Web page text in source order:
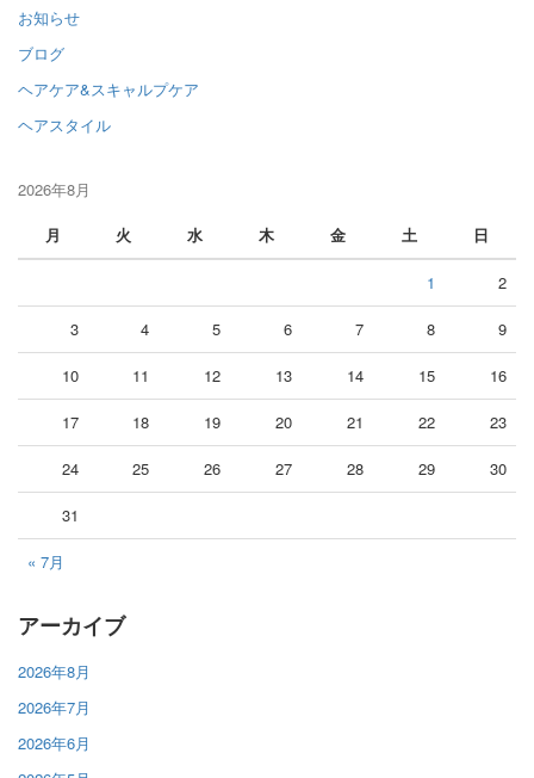
お知らせ
ブログ
ヘアケア&スキャルプケア
ヘアスタイル
2026年8月
月
火 水 木 金 土 日
« 7月
1 2
3 4 5 6 7 8 9
10 11 12 13 14 15 16
17 18 19 20 21 22 23
24 25 26 27 28 29 30
31
アーカイブ
2026年8月
2026年7月
2026年6月